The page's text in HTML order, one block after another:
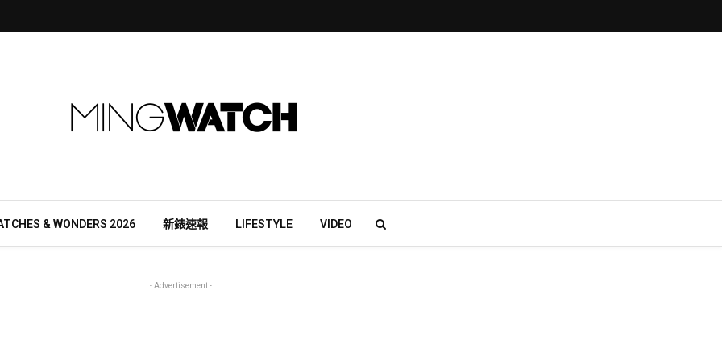
& WONDERS 2026 新錶速報 LIFESTYLE VIDEO
- Advertisement -